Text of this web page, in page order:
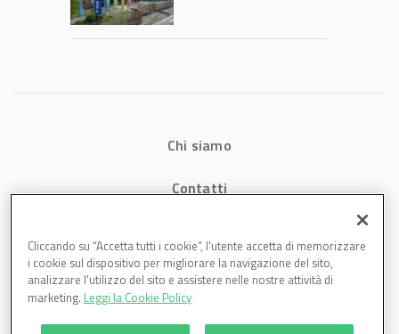
Chi siamo
Contatti
Cookies
Cliccando su “Accetta tutti i cookie”, l'utente accetta di memorizzare
i cookie sul dispositivo per migliorare la navigazione del sito,
analizzare l'utilizzo del sito e assistere nelle nostre attività di
marketing. Leggi la Cookie Policy